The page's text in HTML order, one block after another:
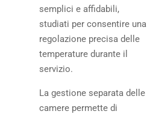
semplici e affidabili,
studiati per consentire una
regolazione precisa delle
temperature durante il
servizio.
La gestione separata delle
camere permette di